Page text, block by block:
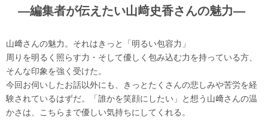
―編集者が伝えたい山﨑史香さんの魅力―
山﨑さんの魅力。それはきっと「明るい包容力」
周りを明るく照らす力・そして優しく包み込む力を持っている方、
そんな印象を強く受けた。
今回お伺いしたお話以外にも、きっとたくさんの悲しみや苦労を経
験されているはずだ。「誰かを笑顔にしたい」と想う山﨑さんの温
かさは、こちらまで優しい気持ちにしてくれる。